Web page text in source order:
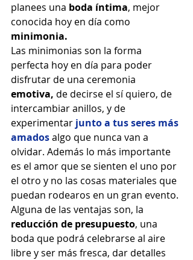
planees una boda íntima, mejor
conocida hoy en día como
minimonia.
Las minimonias son la forma
perfecta hoy en día para poder
disfrutar de una ceremonia
emotiva, de decirse el sí quiero, de
intercambiar anillos, y de
experimentar junto a tus seres más
amados algo que nunca van a
olvidar. Además lo más importante
es el amor que se sienten el uno por
el otro y no las cosas materiales que
puedan rodearos en un gran evento.
Alguna de las ventajas son, la
reducción de presupuesto, una
boda que podrá celebrarse al aire
libre y ser más fresca, dar detalles